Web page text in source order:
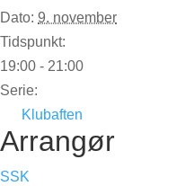
Dato: 9. november
Tidspunkt:
19:00 - 21:00
Serie:
Klubaften
Arrangør
SSK